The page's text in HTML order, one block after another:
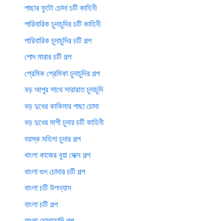
পাছার ফুটো চোদা চটি কাহিনী
পারিবারিক চুদাচুদির চটি কাহিনী
পারিবারিক চুদাচুদির চটি গল্প
পোদ মারার চটি গল্প
প্রেমিক প্রেমিকা চুদাচুদির গল্প
বড় আপুর সাথে সারারাত চুদাচুদি
বড় দুধের কাকিমার পাছা চোদা
বড় দুধের মাগী চুদার চটি কাহিনী
বয়স্ক মহিলা চুদার গল্প
বাংলা কাজের বুয়া সেক্স গল্প
বাংলা গুদ চোদার চটি গল্প
বাংলা চটি উপন্যাস
বাংলা চটি গল্প